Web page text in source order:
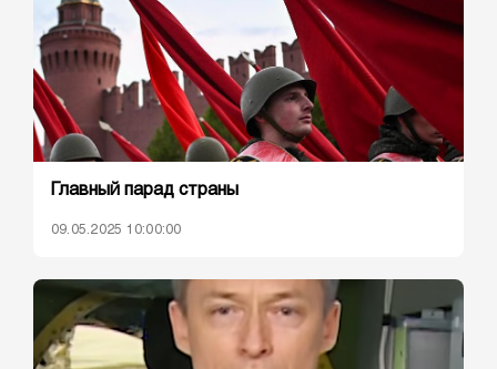
Главный парад страны
09.05.2025 10:00:00